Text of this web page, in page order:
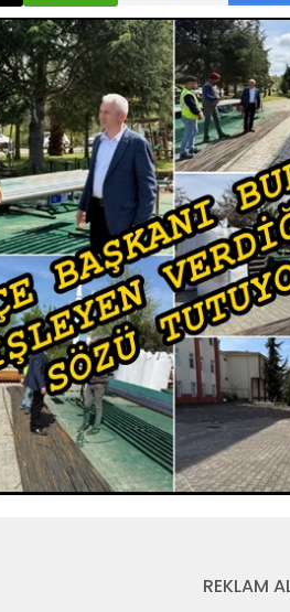
REKLAM